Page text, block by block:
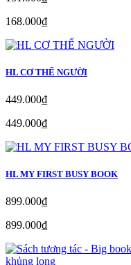
168.000₫
HL CƠ THỂ NGƯỜI
449.000₫
449.000₫
HL MY FIRST BUSY BOOK
899.000₫
899.000₫